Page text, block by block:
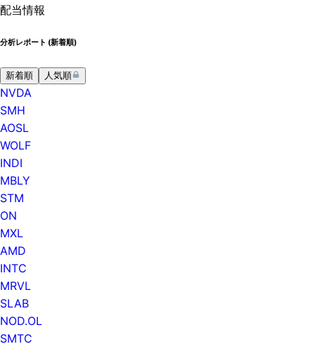
配当情報
分析レポート (新着順)
新着順 人気順
NVDA
SMH
AOSL
WOLF
INDI
MBLY
STM
ON
MXL
AMD
INTC
MRVL
SLAB
NOD.OL
SMTC